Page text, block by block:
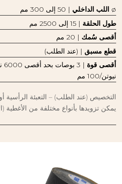
ø اللب الداخلي | 50 إلى 300 مم
طول الحلقة | 15 إلى 2500 مم
أقصى سُمك | 20 مم
قطع مسبق | (عند الطلب)
أقصى قوة
نيوتن/100 مم
التخصيص (عند الطلب) – التعبئة الرأسية
يمكن تزويدها بأنواع مختلفة من الأغطية